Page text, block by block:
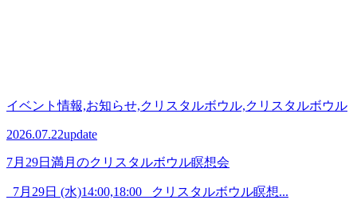
イベント情報,お知らせ,クリスタルボウル,クリスタルボウル
2026.07.22update
7月29日満月のクリスタルボウル瞑想会
7月29日 (水)14:00,18:00 クリスタルボウル瞑想...